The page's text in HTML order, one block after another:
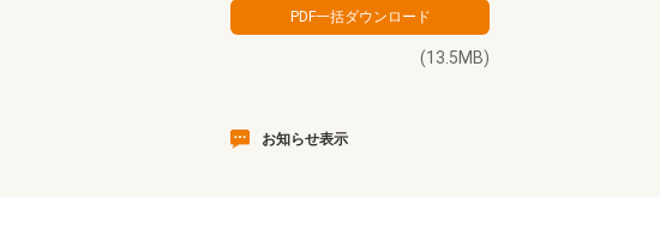
(13.5MB)
お知らせ表示